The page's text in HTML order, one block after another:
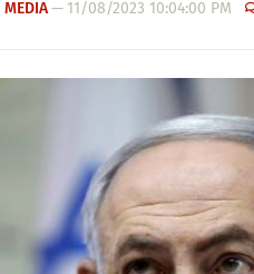
— 11/08/2023 10:04:00 PM